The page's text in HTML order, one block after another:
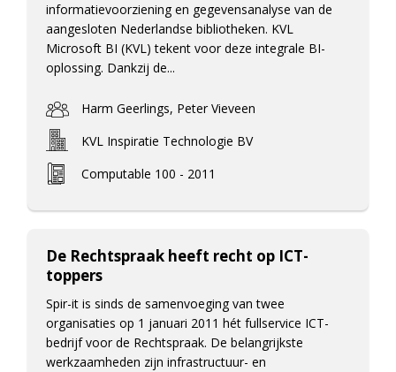
informatievoorziening en gegevensanalyse van de
aangesloten Nederlandse bibliotheken. KVL
Microsoft BI (KVL) tekent voor deze integrale BI-
oplossing. Dankzij de...
Harm Geerlings, Peter Vieveen
KVL Inspiratie Technologie BV
Computable 100 - 2011
De Rechtspraak heeft recht op ICT-
toppers
Spir-it is sinds de samenvoeging van twee
organisaties op 1 januari 2011 hét fullservice ICT-
bedrijf voor de Rechtspraak. De belangrijkste
werkzaamheden zijn infrastructuur- en